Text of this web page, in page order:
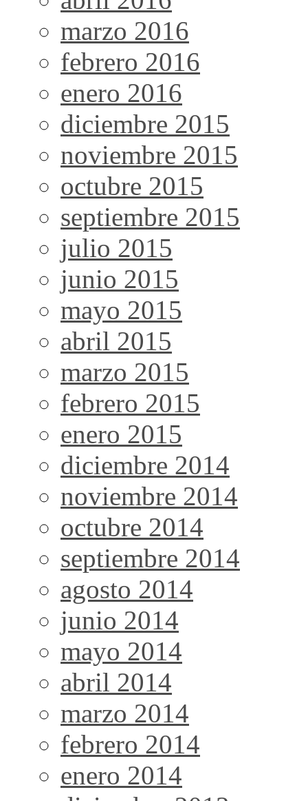
marzo 2016
febrero 2016
enero 2016
diciembre 2015
noviembre 2015
octubre 2015
septiembre 2015
julio 2015
junio 2015
mayo 2015
abril 2015
marzo 2015
febrero 2015
enero 2015
diciembre 2014
noviembre 2014
octubre 2014
septiembre 2014
agosto 2014
junio 2014
mayo 2014
abril 2014
marzo 2014
febrero 2014
enero 2014